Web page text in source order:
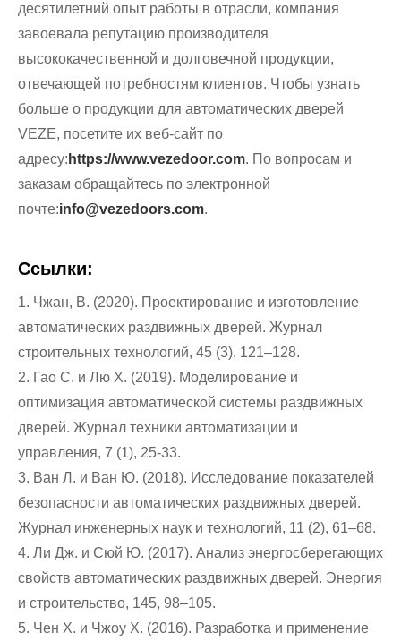
десятилетний опыт работы в отрасли, компания
завоевала репутацию производителя
высококачественной и долговечной продукции,
отвечающей потребностям клиентов. Чтобы узнать
больше о продукции для автоматических дверей
VEZE, посетите их веб-сайт по
адресу: https://www.vezedoor.com. По вопросам и
заказам обращайтесь по электронной
почте:info@vezedoors.com.
Ссылки:
1. Чжан, В. (2020). Проектирование и изготовление
автоматических раздвижных дверей. Журнал
строительных технологий, 45 (3), 121–128.
2. Гао С. и Лю Х. (2019). Моделирование и
оптимизация автоматической системы раздвижных
дверей. Журнал техники автоматизации и
управления, 7 (1), 25-33.
3. Ван Л. и Ван Ю. (2018). Исследование показателей
безопасности автоматических раздвижных дверей.
Журнал инженерных наук и технологий, 11 (2), 61–68.
4. Ли Дж. и Сюй Ю. (2017). Анализ энергосберегающих
свойств автоматических раздвижных дверей. Энергия
и строительство, 145, 98–105.
5. Чен X. и Чжоу Х. (2016). Разработка и применение